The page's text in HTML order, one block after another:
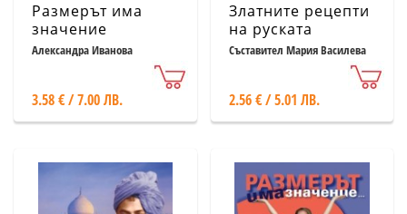
Размерът има
значение
[размерът на
Александра Иванова
3.58 € / 7.00 ЛВ.
Златните рецепти
на руската
народна
чудодейната
билка от Русия
Съставител Мария Василева
2.56 € / 5.01 ЛВ.